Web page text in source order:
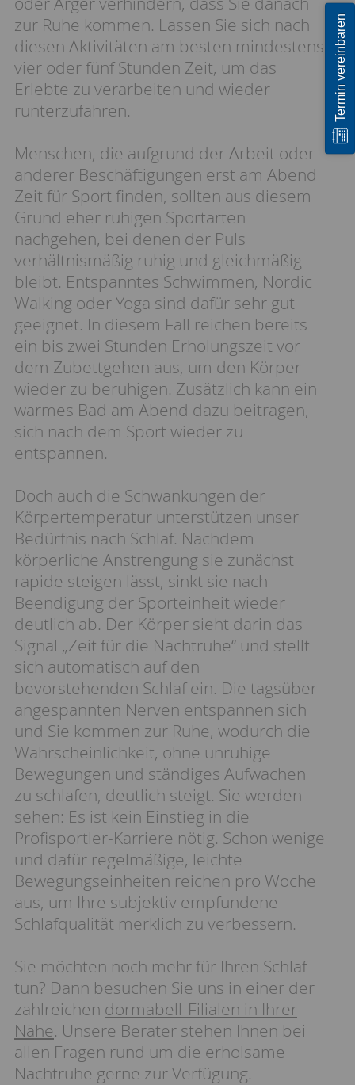
zur Ruhe kommen. Lassen Sie sich nach
diesen Aktivitäten am besten mindestens
vier oder fünf Stunden Zeit, um das
Erlebte zu verarbeiten und wieder
runterzufahren.
Menschen, die aufgrund der Arbeit oder
anderer Beschäftigungen erst am Abend
Zeit für Sport finden, sollten aus diesem
Grund eher ruhigen Sportarten
nachgehen, bei denen der Puls
verhältnismäßig ruhig und gleichmäßig
bleibt. Entspanntes Schwimmen, Nordic
Walking oder Yoga sind dafür sehr gut
geeignet. In diesem Fall reichen bereits
ein bis zwei Stunden Erholungszeit vor
dem Zubettgehen aus, um den Körper
wieder zu beruhigen. Zusätzlich kann ein
warmes Bad am Abend dazu beitragen,
sich nach dem Sport wieder zu
entspannen.
Doch auch die Schwankungen der
Körpertemperatur unterstützen unser
Bedürfnis nach Schlaf. Nachdem
körperliche Anstrengung sie zunächst
rapide steigen lässt, sinkt sie nach
Beendigung der Sporteinheit wieder
deutlich ab. Der Körper sieht darin das
Signal „Zeit für die Nachtruhe“ und stellt
sich automatisch auf den
bevorstehenden Schlaf ein. Die tagsüber
angespannten Nerven entspannen sich
und Sie kommen zur Ruhe, wodurch die
Wahrscheinlichkeit, ohne unruhige
Bewegungen und ständiges Aufwachen
zu schlafen, deutlich steigt. Sie werden
sehen: Es ist kein Einstieg in die
Profisportler-Karriere nötig. Schon wenige
und dafür regelmäßige, leichte
Bewegungseinheiten reichen pro Woche
aus, um Ihre subjektiv empfundene
Schlafqualität merklich zu verbessern.
Sie möchten noch mehr für Ihren Schlaf
tun? Dann besuchen Sie uns in einer der
zahlreichen dormabell-Filialen in Ihrer
Nähe. Unsere Berater stehen Ihnen bei
allen Fragen rund um die erholsame
Nachtruhe gerne zur Verfügung.
Termin vereinbaren